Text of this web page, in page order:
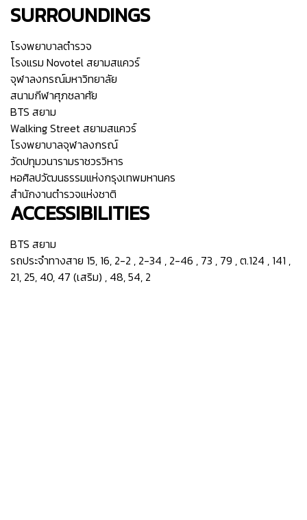
SURROUNDINGS
โรงพยาบาลตำรวจ
โรงแรม Novotel สยามสแควร์
จุฬาลงกรณ์มหาวิทยาลัย
สนามกีฬาศุภชลาศัย
BTS สยาม
Walking Street สยามสแควร์
โรงพยาบาลจุฬาลงกรณ์
วัดปทุมวนารามราชวรวิหาร
หอศิลปวัฒนธรรมแห่งกรุงเทพมหานคร
สำนักงานตำรวจแห่งชาติ
ACCESSIBILITIES
BTS สยาม
รถประจำทางสาย 15, 16, 2-2 , 2-34 , 2-46 , 73 , 79 , ต.124 , 141 ,
21, 25, 40, 47 (เสริม) , 48, 54, 2